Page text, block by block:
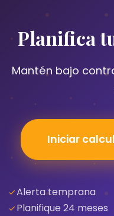
Planifica
Mantén bajo
Iniciar
Alerta temprana
Planifique 24 meses